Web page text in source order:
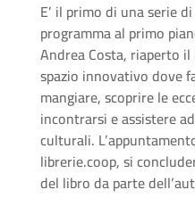
E’ il primo di una serie
programma al primo
Andrea Costa, riaperto
spazio innovativo dove
mangiare, scoprire le
incontrarsi e assistere
culturali.
librerie.coop, si
del libro da parte